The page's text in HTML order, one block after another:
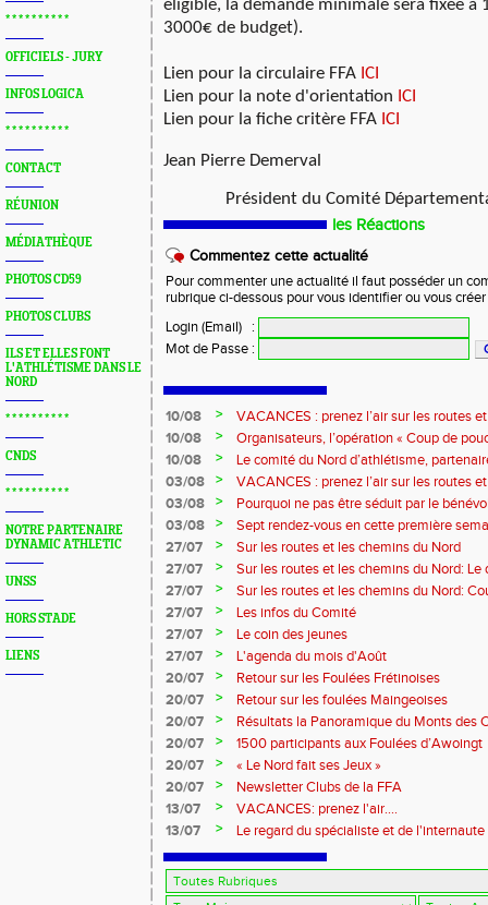
* * * * * * * * * *
OFFICIELS - JURY
INFOS LOGICA
* * * * * * * * * *
CONTACT
RÉUNION
MÉDIATHÈQUE
PHOTOS CD59
PHOTOS CLUBS
ILS ET ELLES FONT
L'ATHLÉTISME DANS LE
NORD
* * * * * * * * * *
CNDS
* * * * * * * * * *
NOTRE PARTENAIRE
DYNAMIC ATHLETIC
UNSS
HORS STADE
LIENS
éligible, la demande minimale sera fixée à
3000€ de budget).
Lien pour la circulaire FFA ICI
Lien pour la note d'orientation ICI
Lien pour la fiche critère FFA ICI
Jean Pierre Demerval
Président du Comité
les Réactions
Commentez cette actualité
Pour commenter une actualité il faut posséder un
rubrique ci-dessous pour vous identifier ou vous
Login (Email)
:
Mot de Passe :
10/08 >
VACANCES : prenez l’air sur les routes
10/08
>
Organisateurs, l’opération « Coup de
10/08
>
Le comité du Nord d’athlétisme,
03/08
>
VACANCES : prenez l’air sur les routes
03/08
>
Pourquoi ne pas être séduit par le
?...
03/08 >
Sept rendez-vous en cette première
27/07
>
Sur les routes et les chemins du Nord
27/07
>
Sur les routes et les chemins du Nord:
27/07
>
Sur les routes et les chemins du Nord:
Marque
27/07 >
Les infos du Comité
27/07
>
Le coin des jeunes
27/07
>
L'agenda du mois d'Août
20/07
>
Retour sur les Foulées Frétinoises
20/07
>
Retour sur les foulées Maingeoises
20/07
>
Résultats la Panoramique du Monts des
20/07
>
1500 participants aux Foulées d’Awoingt
20/07
>
« Le Nord fait ses Jeux »
20/07
>
Newsletter Clubs de la FFA
13/07
>
VACANCES: prenez l'air....
13/07
> Le regard du spécialiste et de l'internaute